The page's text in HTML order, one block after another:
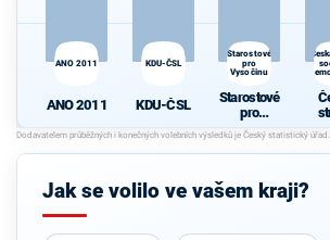
ANO 2011
ANO 2011
KDU-ČSL
KDU-ČSL
Starostové
pro
Vysočinu
Starostové
pro
Vysočinu
Jak se volilo ve vašem kraji?